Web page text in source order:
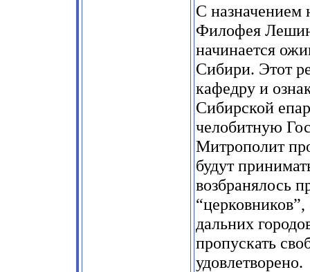
С назначением
Филофея
начинается
Сибири. Этот
кафедру и
Сибирской
челобитную
Митрополит
будут
возбранялось
дальних
пропускать
удовлетворено.